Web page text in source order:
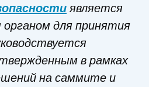
является
для принятия
в рамках
на саммите и